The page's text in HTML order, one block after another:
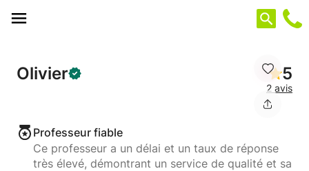
Olivier 5
2 avis
Professeur fiable
Ce professeur a un délai et un taux de réponse
très élevé, démontrant un service de qualité et sa